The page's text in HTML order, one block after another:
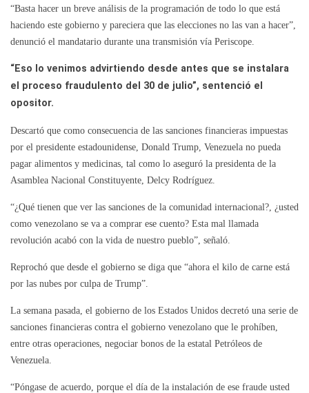
“Basta hacer un breve análisis de la programación de todo lo que está
haciendo este gobierno y pareciera que las elecciones no las van a hacer”,
denunció el mandatario durante una transmisión vía Periscope.
“Eso lo venimos advirtiendo desde antes que se instalara
el proceso fraudulento del 30 de julio”, sentenció el
opositor.
Descartó que como consecuencia de las sanciones financieras impuestas
por el presidente estadounidense, Donald Trump, Venezuela no pueda
pagar alimentos y medicinas, tal como lo aseguró la presidenta de la
Asamblea Nacional Constituyente, Delcy Rodríguez.
“¿Qué tienen que ver las sanciones de la comunidad internacional?, ¿usted
como venezolano se va a comprar ese cuento? Esta mal llamada
revolución acabó con la vida de nuestro pueblo”, señaló.
Reprochó que desde el gobierno se diga que “ahora el kilo de carne está
por las nubes por culpa de Trump”.
La semana pasada, el gobierno de los Estados Unidos decretó una serie de
sanciones financieras contra el gobierno venezolano que le prohíben,
entre otras operaciones, negociar bonos de la estatal Petróleos de
Venezuela.
“Póngase de acuerdo, porque el día de la instalación de ese fraude usted